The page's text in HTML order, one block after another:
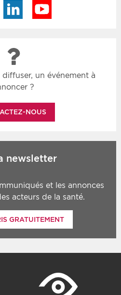
Twitter LinkedIn
un événement à
?
NOUS
newsletter
et les annonces
acteurs de la santé.
GRATUITEMENT